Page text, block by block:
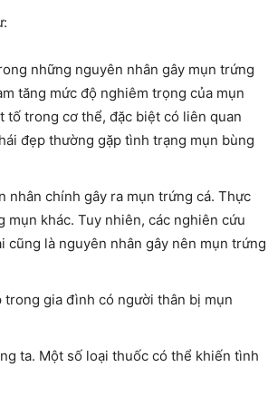
những nguyên nhân gây mụn trứng
tăng mức độ nghiêm trọng của mụn
tố trong cơ thể, đặc biệt có liên quan
đẹp thường gặp tình trạng mụn bùng
nhân chính gây ra mụn trứng cá. Thực
mụn khác. Tuy nhiên, các nghiên cứu
cũng là nguyên nhân gây nên mụn trứng
gia đình có người thân bị mụn
ta. Một số loại thuốc có thể khiến tình